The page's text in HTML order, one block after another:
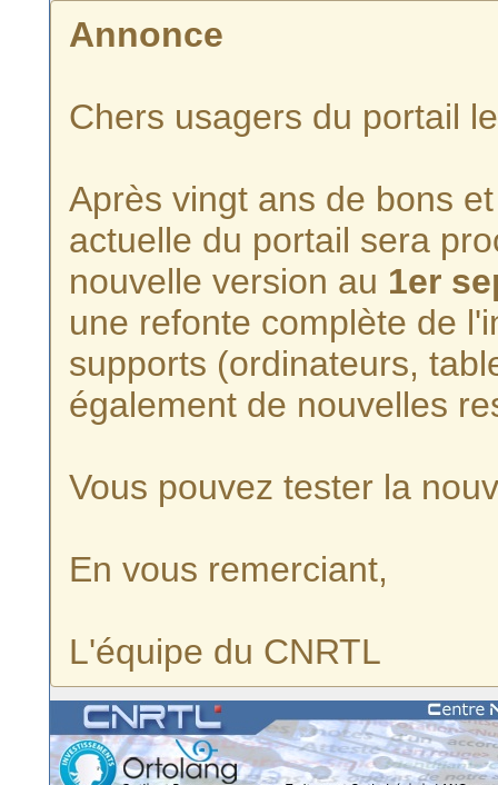
Annonce
Chers usagers du portail
Après vingt ans de bons
actuelle du portail sera
nouvelle version au 1er
une refonte complète de
supports (ordinateurs,
également de nouvelles
Vous pouvez tester la
En vous remerciant,
L'équipe du CNRTL